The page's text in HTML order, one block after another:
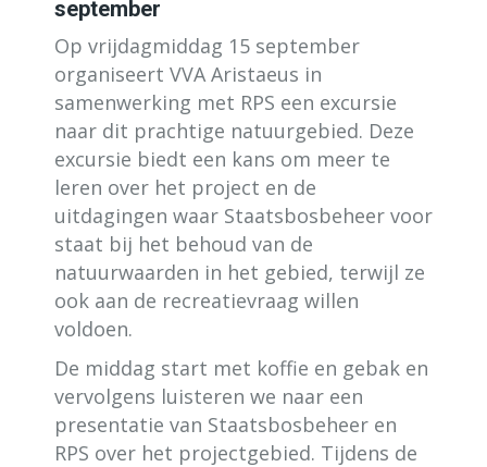
september
Op vrijdagmiddag 15 september
organiseert VVA Aristaeus in
samenwerking met RPS een excursie
naar dit prachtige natuurgebied. Deze
excursie biedt een kans om meer te
leren over het project en de
uitdagingen waar Staatsbosbeheer voor
staat bij het behoud van de
natuurwaarden in het gebied, terwijl ze
ook aan de recreatievraag willen
voldoen.
De middag start met koffie en gebak en
vervolgens luisteren we naar een
presentatie van Staatsbosbeheer en
RPS over het projectgebied. Tijdens de